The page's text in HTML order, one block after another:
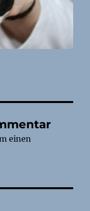
einen